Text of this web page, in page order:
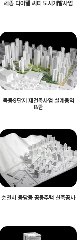
세종 디아델 씨티 도시개발사업
목동9단지 재건축사업 설계용역
B안
순천시 용당동 공동주택 신축공사